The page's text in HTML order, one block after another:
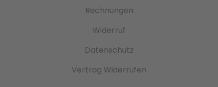
Rechnungen
Widerruf
Datenschutz
Vertrag Widerrufen